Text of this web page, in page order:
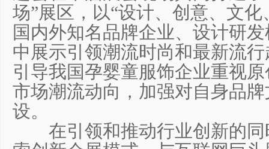
场”展区，以“设计、创意、文
国内外知名品牌企业、设计研
中展示引领潮流时尚和最新流
引导我国孕婴童服饰企业重视
市场潮流动向，加强对自身品
设。
在引领和推动行业创新的同